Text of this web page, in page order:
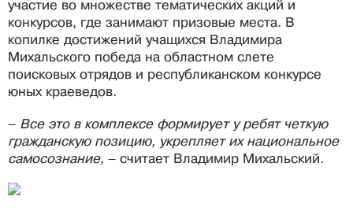
участие во множестве тематических акций и
конкурсов, где занимают призовые места. В
копилке достижений учащихся Владимира
Михальского победа на областном слете
поисковых отрядов и республиканском конкурсе
юных краеведов.
– Все это в комплексе формирует у ребят четкую
гражданскую позицию, укрепляет их национальное
самосознание, – считает Владимир Михальский.